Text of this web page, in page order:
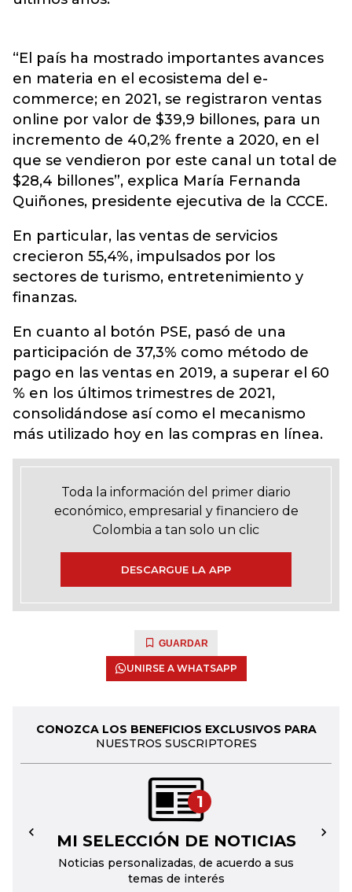
“El país ha mostrado importantes avances
en materia en el ecosistema del e-
commerce; en 2021, se registraron ventas
online por valor de $39,9 billones, para un
incremento de 40,2% frente a 2020, en el
que se vendieron por este canal un total de
$28,4 billones”, explica María Fernanda
Quiñones, presidente ejecutiva de la CCCE.
En particular, las ventas de servicios
crecieron 55,4%, impulsados por los
sectores de turismo, entretenimiento y
finanzas.
En cuanto al botón PSE, pasó de una
participación de 37,3% como método de
pago en las ventas en 2019, a superar el 60
% en los últimos trimestres de 2021,
consolidándose así como el mecanismo
más utilizado hoy en las compras en línea.
Toda la información del primer diario
económico, empresarial y financiero de
Colombia a tan solo un clic
DESCARGUE LA APP
GUARDAR
UNIRSE A WHATSAPP
CONOZCA LOS BENEFICIOS EXCLUSIVOS PARA
NUESTROS SUSCRIPTORES
1
MI SELECCIÓN DE NOTICIAS
Noticias personalizadas, de acuerdo a sus
temas de interés
← →